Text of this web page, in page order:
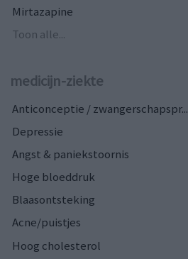
Mirtazapine
Toon alle...
medicijn-ziekte
Anticonceptie / zwangerschapspr...
Depressie
Angst & paniekstoornis
Hoge bloeddruk
Blaasontsteking
Acne/puistjes
Hoog cholesterol